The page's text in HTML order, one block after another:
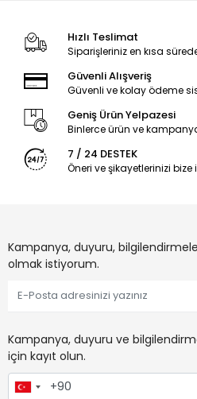
Hızlı Teslimat
Siparişleriniz en kısa
Güvenli Alışveriş
Güvenli ve kolay ödeme
Geniş Ürün Yelpazesi
Binlerce ürün ve
7 / 24 DESTEK
Öneri ve şikayetlerinizi bize
Kampanya, duyuru,
olmak istiyorum.
Kampanya, duyuru ve
için kayıt olun.